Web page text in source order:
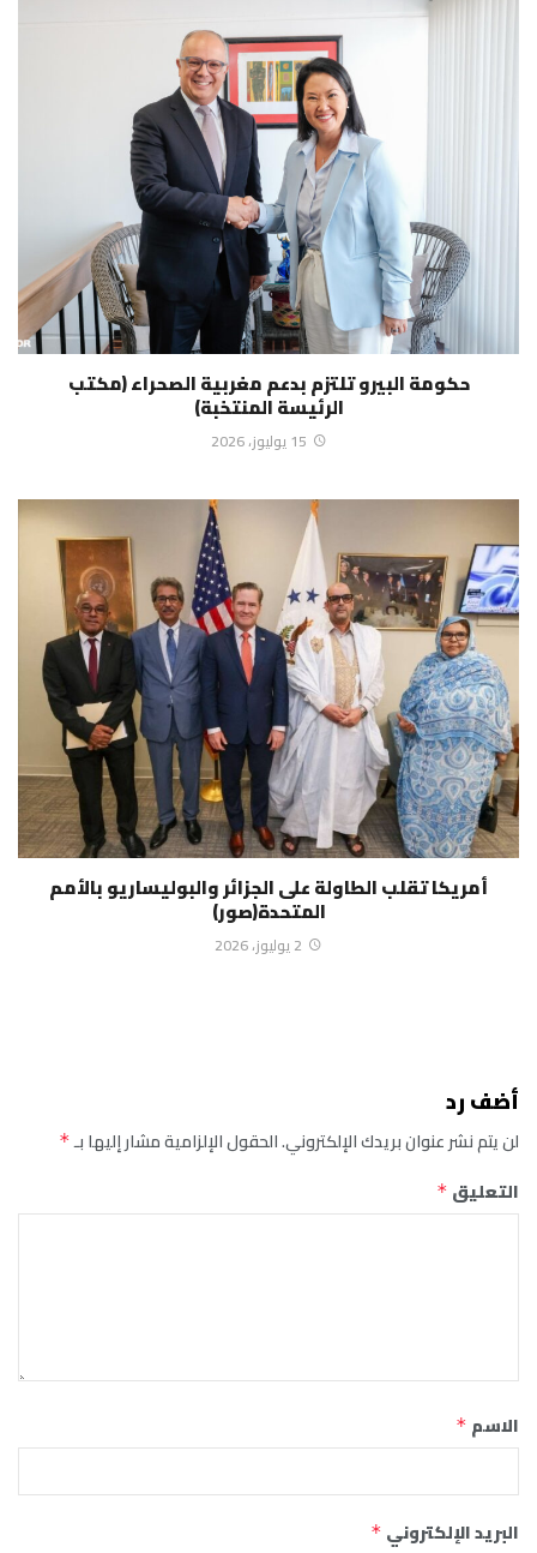
حكومة البيرو تلتزم بدعم مغربية الصحراء (مكتب
الرئيسة المنتخبة)
15 يوليوز، 2026
أمريكا تقلب الطاولة على الجزائر والبوليساريو بالأمم
المتحدة(صور)
2 يوليوز، 2026
أضف رد
لن يتم نشر عنوان بريدك الإلكتروني.الحقول الإلزامية مشار إليها بـ*
التعليق *
الاسم *
البريد الإلكتروني *